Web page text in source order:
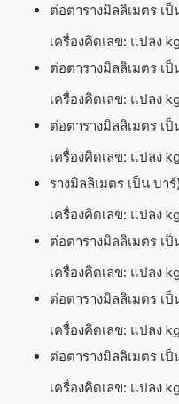
ต่อตารางมิลลิเมตร เ
เครื่องคิดเลข: แปลง
ต่อตารางมิลลิเมตร เ
เครื่องคิดเลข: แปลง
ต่อตารางมิลลิเมตร เ
เครื่องคิดเลข: แปลง
รางมิลลิเมตร เป็น บาร์)
เครื่องคิดเลข: แปลง
ต่อตารางมิลลิเมตร เป็
เครื่องคิดเลข: แปลง
ต่อตารางมิลลิเมตร เ
เครื่องคิดเลข: แปลง
ต่อตารางมิลลิเมตร เ
เครื่องคิดเลข: แปลง